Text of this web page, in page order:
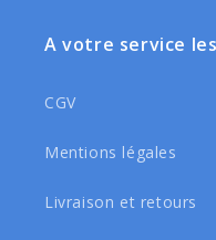
A votre service
CGV
Mentions légales
Livraison et retours